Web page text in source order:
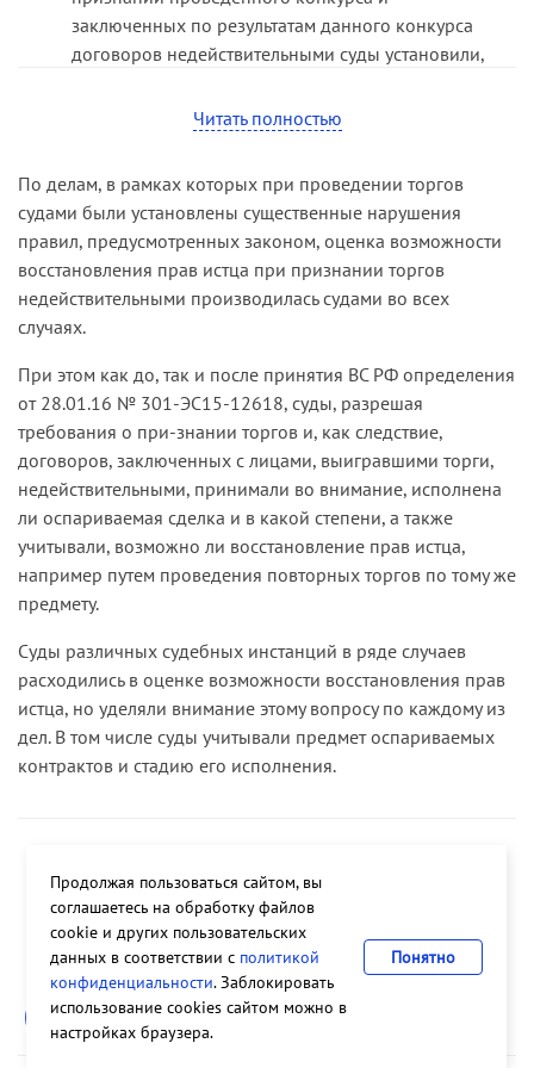
Приведенные обстоятельства в силу статьи 4
АПК РФ и статьи 12 ГК РФ свидетельствуют об
признании конкурса недействительным.
первой и апелляционной инстанций оставлены
судом кассационной инстанции без изменения.
заключенных по результатам данного конкурса
договоров недействительными суды установили,
актами по другому делу постановление местной
администрации муниципального образования о
управляющей организации для управления
многоквартирными домами признано
недействительным. Данное решение вынесено в
отношении домов, являвшихся предметом
оспариваемого конкурса. Судами также было
установлено, что способ управления
многоквартирными домами был выбран
собственниками на общих собраниях
собственников помещений в многоквартирных
домах, следовательно, основания для
проведения конкурса отсутствовали.
Исходя из изложенного, отсутствие правовых
оснований для проведения открытого конкурса
по отбору управляющей организации по
управлению многоквартирными домами
исключает, как указал суд округа, дальнейшие
действия в рамках процедуры конкурсного
отбора, а следовательно, и возможность
восстановления прав истца, даже если они были
нарушены при проведении конкурса.
отсутствовали, поскольку в данном случае такой
способ защиты права, как признание торгов
недействительными, по иску участника конкурса
не мог быть применен.
Читать полностью
По делам, в рамках которых при проведении торгов
судами были установлены существенные нарушения
правил, предусмотренных законом, оценка возможности
восстановления прав истца при признании торгов
недействительными производилась судами во всех
случаях.
При этом как до, так и после принятия ВС РФ определения
от 28.01.16 № 301-ЭС15-12618, суды, разрешая
требования о при-знании торгов и, как следствие,
договоров, заключенных с лицами, выигравшими торги,
недействительными, принимали во внимание, исполнена
ли оспариваемая сделка и в какой степени, а также
учитывали, возможно ли восстановление прав истца,
например путем проведения повторных торгов по тому же
предмету.
Суды различных судебных инстанций в ряде случаев
расходились в оценке возможности восстановления прав
истца, но уделяли внимание этому вопросу по каждому из
дел. В том числе суды учитывали предмет оспариваемых
контрактов и стадию его исполнения.
недействительным государственный контракт на
выполнение ремонтных работ по капитальному
ремонту улицы, суды установили и учли, что в
связи со значительным числом судебных
споров, связанных с проведением торгов и
заключением данного контракта, его
Продолжая пользоваться сайтом, вы
соглашаетесь на обработку файлов
cookie и других пользовательских
данных в соответствии с политикой
конфиденциальности. Заблокировать
использование cookies сайтом можно в
настройках браузера.
Понятно